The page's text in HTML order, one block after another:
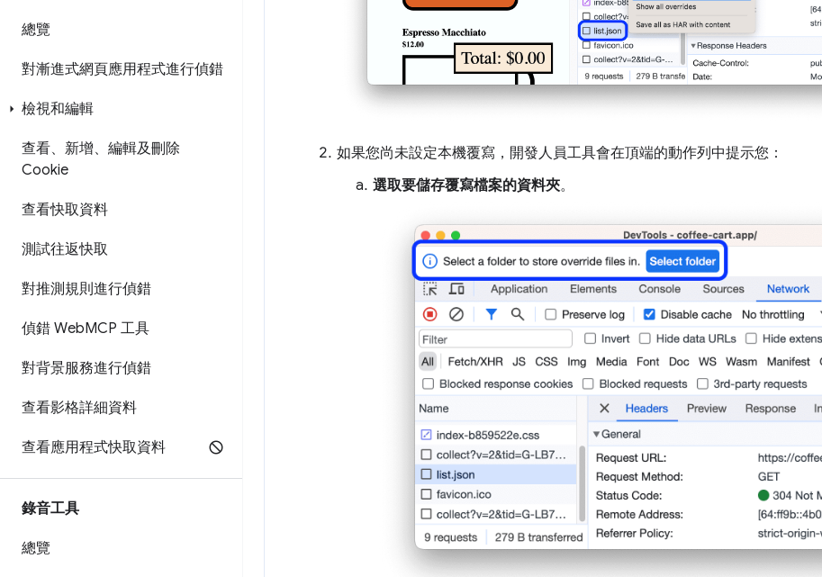
總覽
對漸進式網頁應用程式進行偵錯
檢視和編輯
查看、新增、編輯及刪除
Cookie
查看快取資料
測試往返快取
對推測規則進行偵錯
偵錯 WebMCP 工具
對背景服務進行偵錯
查看影格詳細資料
查看應用程式快取資料
錄音工具
總覽
如果您尚未設定本機覆寫，開發人員工具會在頂端的動作列中提示您：
選取要儲存覆寫檔案的資料夾。